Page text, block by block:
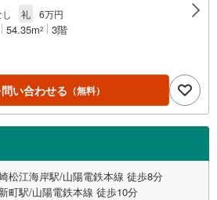
礼 6万円
54.35m2 3階
い合わせる （無料）
松江海岸駅/山陽電鉄本線 徒歩8分
町駅/山陽電鉄本線 徒歩10分